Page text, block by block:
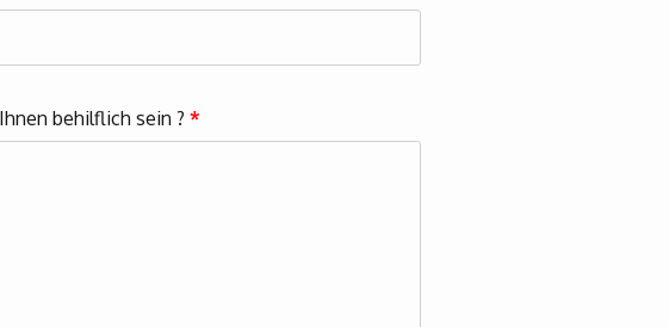
behilflich sein ? *